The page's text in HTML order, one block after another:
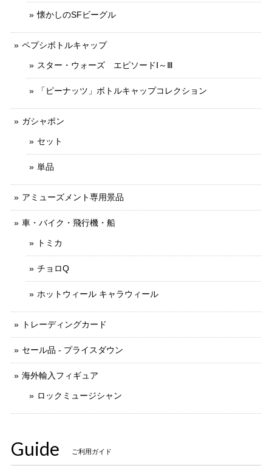
懐かしのSFビーグル
ペプシボトルキャップ
スター・ウォーズ エピソードⅠ～Ⅲ
「ピーナッツ」ボトルキャップコレクション
ガシャポン
セット
単品
アミューズメント専用景品
車・バイク・飛行機・船
トミカ
チョロQ
ホットウィール キャラウィール
トレーディングカード
セール品 - プライスダウン
海外輸入フィギュア
ロックミュージシャン
Guide ご利用ガイド